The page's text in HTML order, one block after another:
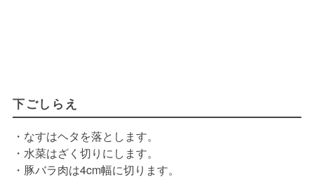
下ごしらえ
・なすはヘタを落とします。
・水菜はざく切りにします。
・豚バラ肉は4cm幅に切ります。